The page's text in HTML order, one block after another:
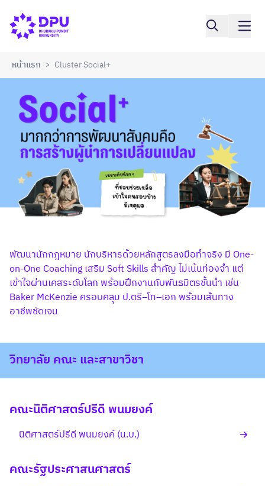
หน้าแรก > Cluster Social+
พัฒนานักกฎหมาย นักบริหารด้วยหลักสูตรลงมือทำจริง มี One-
on-One Coaching เสริม Soft Skills สำคัญ ไม่เน้นท่องจำ แต่
เข้าใจผ่านเคสระดับโลก พร้อมฝึกงานกับพันธมิตรชั้นนำ เช่น
Baker McKenzie ครอบคลุม ป.ตรี–โท–เอก พร้อมเส้นทาง
อาชีพชัดเจน
วิทยาลัย คณะ และสาขาวิชา
คณะนิติศาสตร์ปรีดี พนมยงค์
นิติศาสตร์ปรีดี พนมยงค์ (น.บ.)
คณะรัฐประศาสนศาสตร์